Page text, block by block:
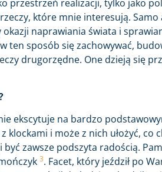
przestrzeń realizacji, tylko jako
które mnie interesują.
naprawiania świata i
ten sposób się zachowywać,
drugorzędne. One dzieją się
ekscytuje na bardzo
i może z nich ułożyć, co
zawsze podszyta radością.
3. Facet, który jeździł po